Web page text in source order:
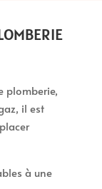
plomberie,
il est
à une